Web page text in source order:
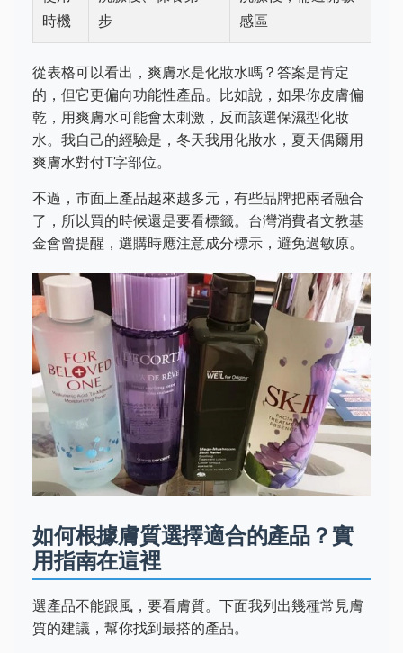
時機
步
感區
從表格可以看出，爽膚水是化妝水嗎？答案是肯定
的，但它更偏向功能性產品。比如說，如果你皮膚偏
乾，用爽膚水可能會太刺激，反而該選保濕型化妝
水。我自己的經驗是，冬天我用化妝水，夏天偶爾用
爽膚水對付T字部位。
不過，市面上產品越來越多元，有些品牌把兩者融合
了，所以買的時候還是要看標籤。台灣消費者文教基
金會曾提醒，選購時應注意成分標示，避免過敏原。
如何根據膚質選擇適合的產品？實
用指南在這裡
選產品不能跟風，要看膚質。下面我列出幾種常見膚
質的建議，幫你找到最搭的產品。